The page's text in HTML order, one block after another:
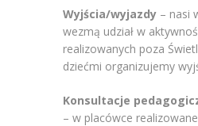
Wyjścia/wyjazdy – nasi
wezmą udział w
realizowanych poza
dziećmi organizujemy
Konsultacje
– w placówce